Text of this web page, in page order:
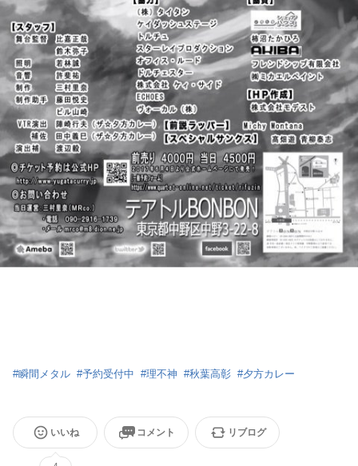
#瞬間メタル #予約受付中 #理不神 #秋葉高彰 #夕方カレー
いいね コメント リブログ